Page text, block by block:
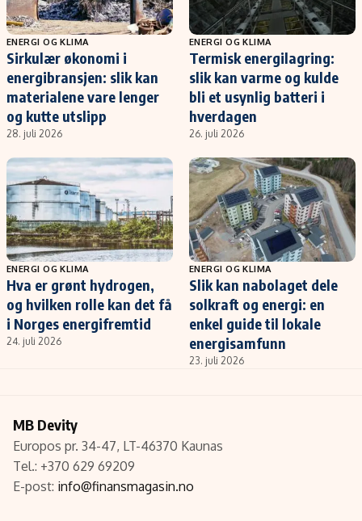
ENERGI OG KLIMA
Sirkulær økonomi i
energibransjen: slik kan
materialene vare lenger
og kutte utslipp
28. juli 2026
ENERGI OG KLIMA
Termisk energilagring:
slik kan varme og kulde
bli et usynlig batteri i
hverdagen
26. juli 2026
ENERGI OG KLIMA
Hva er grønt hydrogen,
og hvilken rolle kan det få
i Norges energifremtid
24. juli 2026
ENERGI OG KLIMA
Slik kan nabolaget dele
solkraft og energi: en
enkel guide til lokale
energisamfunn
23. juli 2026
MB Devity
Europos pr. 34-47, LT-46370 Kaunas
Tel.: +370 629 69209
E-post: info@finansmagasin.no